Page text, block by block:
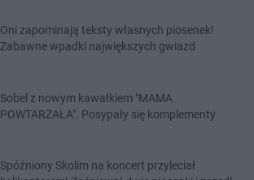
Oni zapominają teksty własnych piosenek!
Zabawne wpadki największych gwiazd
Sobel z nowym kawałkiem "MAMA
POWTARZAŁA". Posypały się komplementy
Spóźniony Skolim na koncert przyleciał